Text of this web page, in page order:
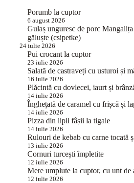
Porumb la cuptor
6 august 2026
Gulaș unguresc de porc
găluște (csipetke)
24 iulie 2026
Pui crocant la cuptor
23 iulie 2026
Salată de castraveți cu usturoi și
16 iulie 2026
Plăcintă cu dovlecei, iaurt și
14 iulie 2026
Înghețată de caramel cu frișcă și
14 iulie 2026
Pizza din lipii fâșii la tigaie
14 iulie 2026
Rulouri de kebab cu carne tocată
13 iulie 2026
Cornuri turcești împletite
12 iulie 2026
Mere umplute la cuptor, cu unt de
12 iulie 2026